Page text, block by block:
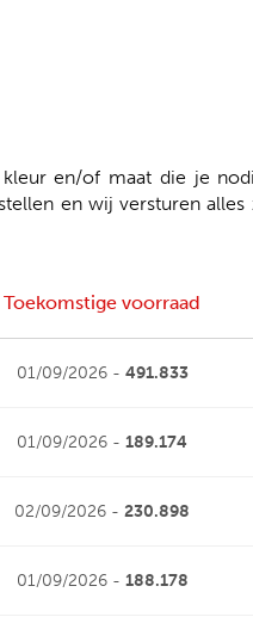
en/of maat die je
en wij versturen alles
Toekomstige voorraad
01/09/2026 - 491.833
01/09/2026 - 189.174
02/09/2026 - 230.898
01/09/2026 - 188.178